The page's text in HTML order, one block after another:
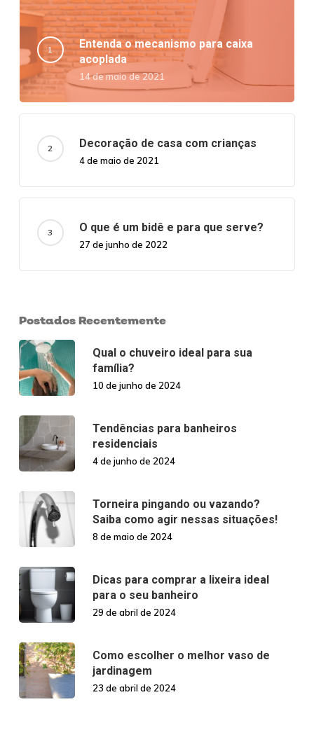
Entenda o mecanismo para caixa
acoplada
14 de maio de 2021
Decoração de casa com crianças
4 de maio de 2021
O que é um bidê e para que serve?
27 de junho de 2022
Postados Recentemente
Qual o chuveiro ideal para sua
família?
10 de junho de 2024
Tendências para banheiros
residenciais
4 de junho de 2024
Torneira pingando ou vazando?
Saiba como agir nessas situações!
8 de maio de 2024
Dicas para comprar a lixeira ideal
para o seu banheiro
29 de abril de 2024
Como escolher o melhor vaso de
jardinagem
23 de abril de 2024